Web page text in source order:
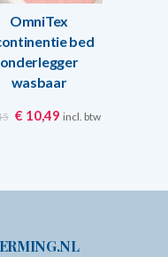
OmniTex
bed
onderlegger
wasbaar
Oorspronkelijke
€ 10,49Huidige
incl. btw